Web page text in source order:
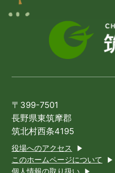
〒399-7501
長野県東筑摩郡
筑北村西条4195
役場へのアクセス
このホームページについて